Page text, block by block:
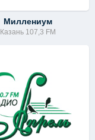
Миллениум
Казань 107,3 FM